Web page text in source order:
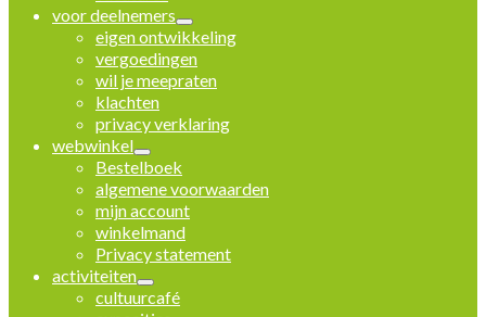
voor deelnemers
eigen ontwikkeling
vergoedingen
wil je meepraten
klachten
privacy verklaring
webwinkel
Bestelboek
algemene voorwaarden
mijn account
winkelmand
Privacy statement
activiteiten
cultuurcafé